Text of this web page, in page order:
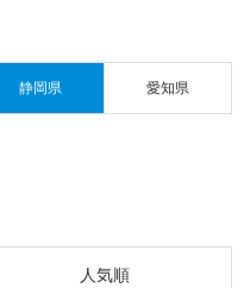
静岡県 愛知県
人気順